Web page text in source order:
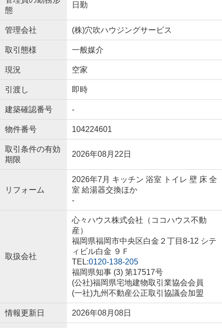
態
日勤
管理会社 (株)穴吹ハウジングサービス
取引態様 一般媒介
現況 空家
引渡し 即時
建築確認番号 -
物件番号 104224601
取引条件の有効
期限
2026年08月22日
リフォーム
2026年7月 キッチン 浴室 トイレ 壁 床 全
室 給湯器交換ほか
-
取扱会社
心々ハウス株式会社（ココハウス不動
産）
福岡県福岡市中央区白金２丁目8-12 シテ
ィビル白金 ９Ｆ
TEL:0120-138-205
福岡県知事 (3) 第17517号
(公社)福岡県宅地建物取引業協会会員
(一社)九州不動産公正取引協議会加盟
情報更新日 2026年08月08日